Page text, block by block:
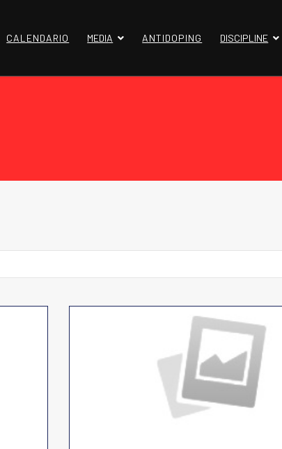
CALENDARIO MEDIA ANTIDOPING DISCIPLINE